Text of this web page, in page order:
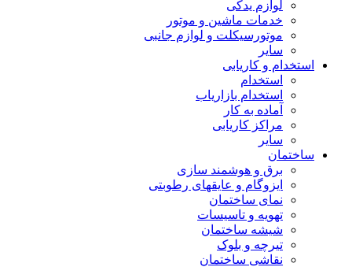
لوازم یدکی
خدمات ماشین و موتور
موتورسیکلت و لوازم جانبی
سایر
استخدام و کاریابی
استخدام
استخدام بازاریاب
آماده به کار
مراکز کاریابی
سایر
ساختمان
برق و هوشمند سازی
ایزوگام و عایقهای رطوبتی
نمای ساختمان
تهویه و تاسیسات
شیشه ساختمان
تیرچه و بلوک
نقاشی ساختمان